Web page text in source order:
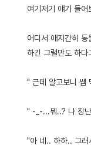
여기저기 얘기 들
어디서 애지간히
하긴 그럴만도 하다
" 근데 알고보니 쌤
" -_-...뭐..? 나 장
"아 네.. 하하.. 그러